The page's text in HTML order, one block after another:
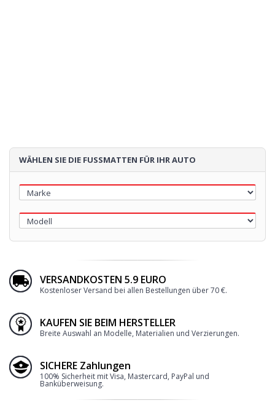
60€
Loading...
WÄHLEN SIE DIE FUSSMATTEN FÜR IHR AUTO
VERSANDKOSTEN 5.9 EURO
Kostenloser Versand bei allen Bestellungen über 70 €.
KAUFEN SIE BEIM HERSTELLER
Breite Auswahl an Modelle, Materialien und Verzierungen.
SICHERE Zahlungen
100% Sicherheit mit Visa, Mastercard, PayPal und
Banküberweisung.